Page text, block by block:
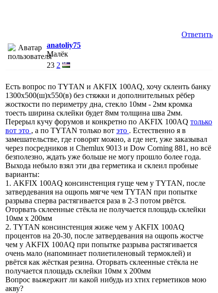
Ответить
anatoliy75
Малёк
23 2
Есть вопрос по TYTAN и AKFIX 100AQ, хочу склеить банку
1300х500(ш)х550(в) без стяжки и дополнительных рёбер
жосткости по периметру дна, стекло 10мм - 2мм кромка
тоесть ширина склейки будет 8мм толщина шва 2мм.
Перерыл кучу форумов и конкретно по AKFIX 100AQ только
вот это , а по TYTAN только вот это . Естественно я в
замешательстве, где говорят можно, а где нет, уже заказывал
через посредников и Chemlux 9013 и Dow Corning 881, но всё
безполезно, ждать уже больше не могу прошло более года.
Выхода небыло взял эти два герметика и склеил пробные
варианты:
1. AKFIX 100AQ консинстенция гуще чем у TYTAN, после
затвердевания на ощюпь мягче чем TYTAN при попытке
разрыва сперва растягивается раза в 2-3 потом рвётся.
Оторвать склеенные стёкла не получается площадь склейки
10мм х 200мм
2. TYTAN консинстенция жиже чем у AKFIX 100AQ
процентов на 20-30, после затвердевания на ощюпь жостче
чем у AKFIX 100AQ при попытке разрыва растягивается
очень мало (напоминает полиетиленовый термоклей) и
рвётся как жёсткая резина. Оторвать склеенные стёкла не
получается площадь склейки 10мм х 200мм
Вопрос выжержит ли какой нибудь из хтих герметиков мою
акву?